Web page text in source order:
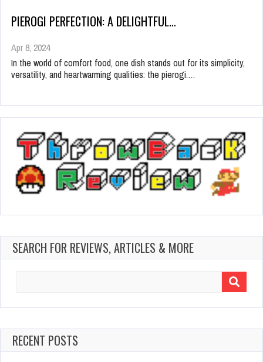
PIEROGI PERFECTION: A DELIGHTFUL…
Apr 8, 2024
In the world of comfort food, one dish stands out for its simplicity,
versatility, and heartwarming qualities: the pierogi.…
SEARCH FOR REVIEWS, ARTICLES & MORE
RECENT POSTS